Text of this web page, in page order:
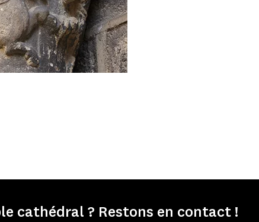
cathédral ? Restons en contact !